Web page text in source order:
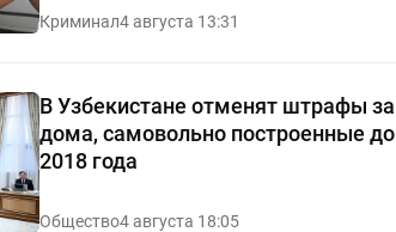
Криминал4 августа 13:31
В Узбекистане отменят штрафы за
дома, самовольно построенные до
2018 года
Общество4 августа 18:05